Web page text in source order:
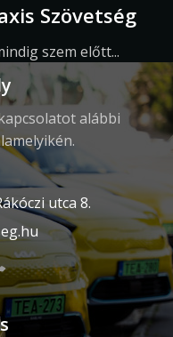
Szövetség
szem előtt...
alábbi
utca 8.